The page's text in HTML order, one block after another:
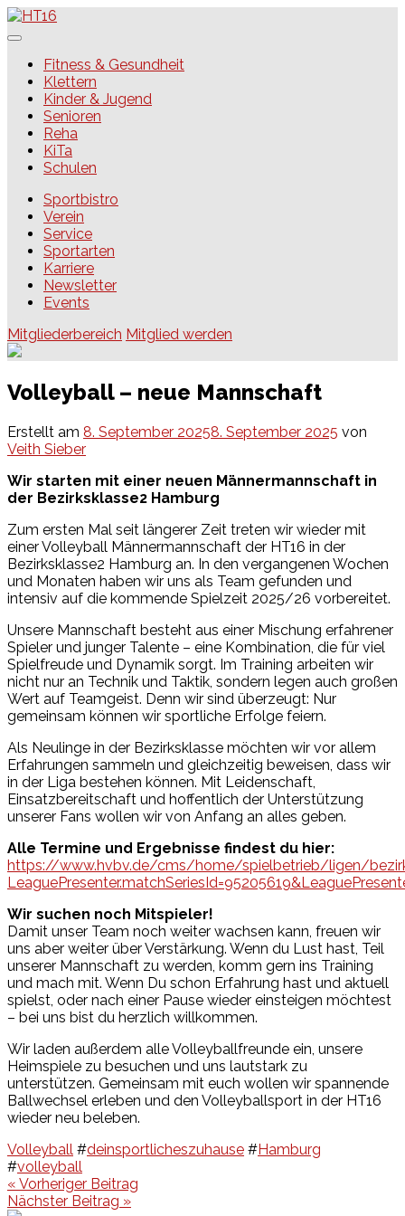
Skip
to
HT16Fitness & Gesundheit
Klettern
Kinder & Jugend
Senioren
Reha
KiTa
Schulen
Sportbistro
Verein
Service
Sportarten
Karriere
Newsletter
Events
Mitgliederbereich Mitglied werden
Volleyball – neue Mannschaft
Erstellt am 8. September 20258. September 2025 von
Veith Sieber
Wir starten mit einer neuen Männermannschaft in
der Bezirksklasse2 Hamburg
Zum ersten Mal seit längerer Zeit treten wir wieder mit
einer Volleyball Männermannschaft der HT16 in der
Bezirksklasse2 Hamburg an. In den vergangenen Wochen
und Monaten haben wir uns als Team gefunden und
intensiv auf die kommende Spielzeit 2025/26 vorbereitet.
Unsere Mannschaft besteht aus einer Mischung erfahrener
Spieler und junger Talente – eine Kombination, die für viel
Spielfreude und Dynamik sorgt. Im Training arbeiten wir
nicht nur an Technik und Taktik, sondern legen auch großen
Wert auf Teamgeist. Denn wir sind überzeugt: Nur
gemeinsam können wir sportliche Erfolge feiern.
Als Neulinge in der Bezirksklasse möchten wir vor allem
Erfahrungen sammeln und gleichzeitig beweisen, dass wir
in der Liga bestehen können. Mit Leidenschaft,
Einsatzbereitschaft und hoffentlich der Unterstützung
unserer Fans wollen wir von Anfang an alles geben.
Alle Termine und Ergebnisse findest du hier:
https://www.hvbv.de/cms/home/spielbetrieb/ligen/
Wir suchen noch Mitspieler!
Damit unser Team noch weiter wachsen kann, freuen wir
uns aber weiter über Verstärkung. Wenn du Lust hast, Teil
unserer Mannschaft zu werden, komm gern ins Training
und mach mit. Wenn Du schon Erfahrung hast und aktuell
spielst, oder nach einer Pause wieder einsteigen möchtest
– bei uns bist du herzlich willkommen.
Wir laden außerdem alle Volleyballfreunde ein, unsere
Heimspiele zu besuchen und uns lautstark zu
unterstützen. Gemeinsam mit euch wollen wir spannende
Ballwechsel erleben und den Volleyballsport in der HT16
wieder neu beleben.
Volleyball #deinsportlicheszuhause #Hamburg
#volleyball
Beitragsnavigation
« Vorheriger Beitrag
Nächster Beitrag »